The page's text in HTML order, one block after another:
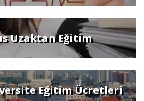
Uzaktan Eğitim
Eğitim Ücretleri